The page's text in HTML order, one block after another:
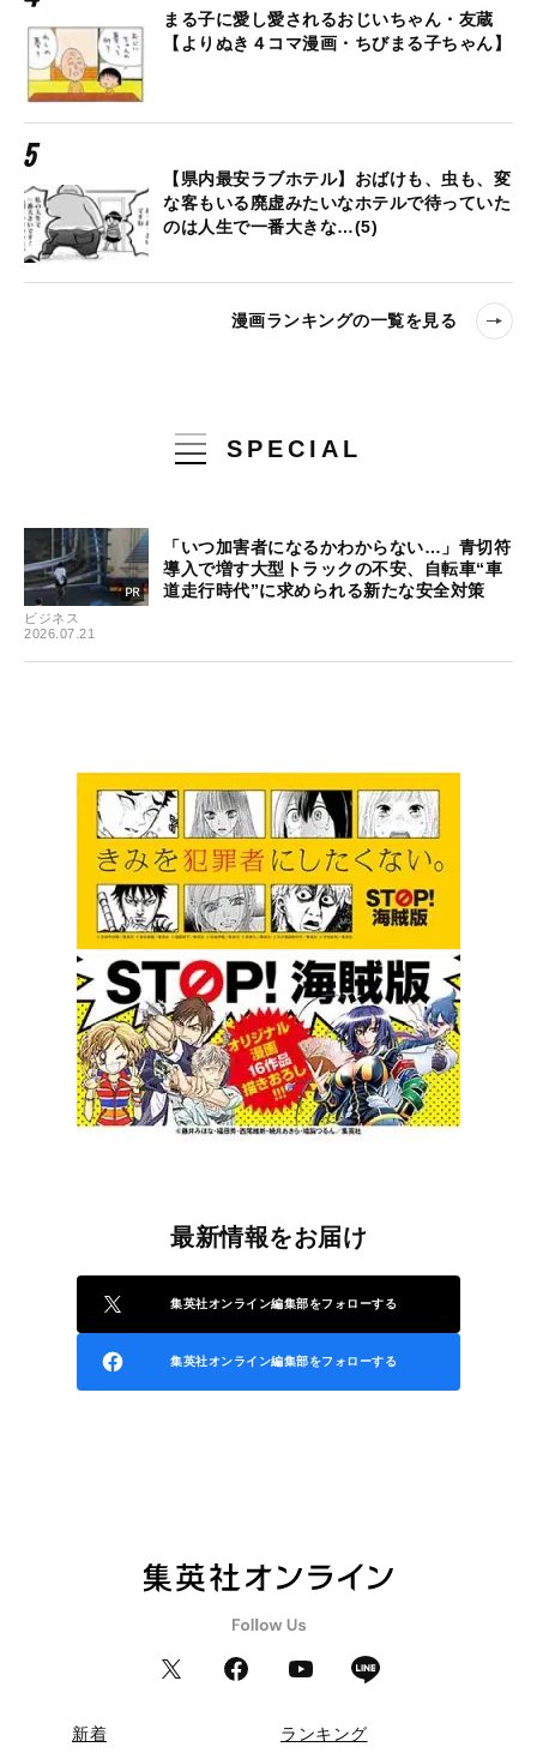
まる子に愛し愛されるおじいちゃん・友蔵
【よりぬき４コマ漫画・ちびまる子ちゃん】
【県内最安ラブホテル】おばけも、虫も、変
な客もいる廃虚みたいなホテルで待っていた
のは人生で一番大きな…(5)
漫画ランキングの一覧を見る
SPECIAL
ビジネス
2026.07.21
「いつ加害者になるかわからない…」青切符
導入で増す大型トラックの不安、自転車“車
道走行時代”に求められる新たな安全対策
最新情報をお届け
集英社オンライン編集部をフォローする
集英社オンライン編集部をフォローする
新着 ランキング